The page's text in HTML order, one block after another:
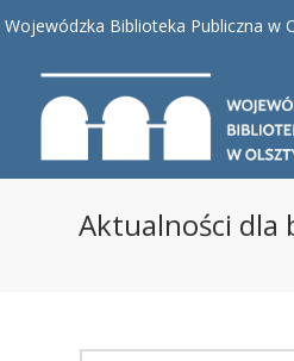
Wojewódzka Biblioteka Publiczna w
Aktualności dla